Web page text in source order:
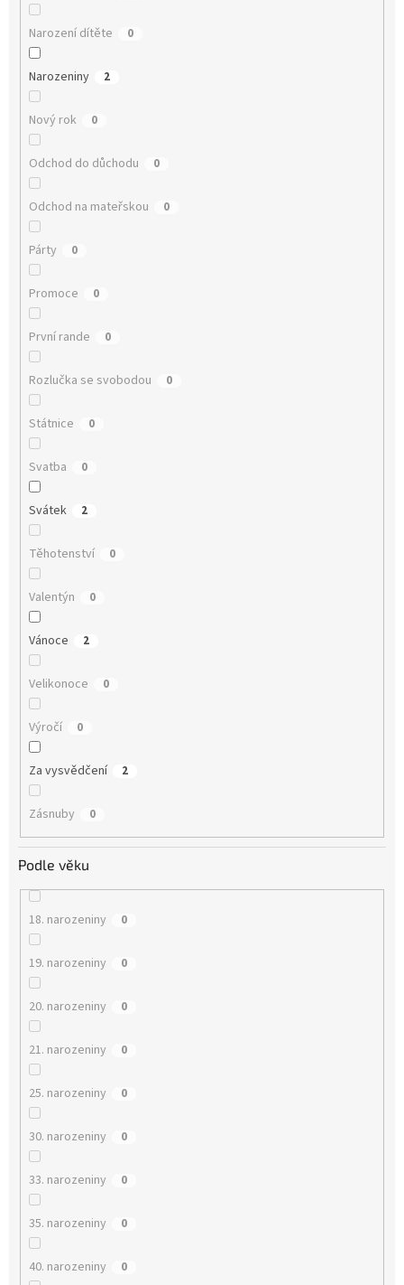
Narození dítěte 0
Narozeniny 2
Nový rok 0
Odchod do důchodu 0
Odchod na mateřskou 0
Párty 0
Promoce 0
První rande 0
Rozlučka se svobodou 0
Státnice 0
Svatba 0
Svátek 2
Těhotenství 0
Valentýn 0
Vánoce 2
Velikonoce 0
Výročí 0
Za vysvědčení 2
Zásnuby 0
Podle věku
18. narozeniny 0
19. narozeniny 0
20. narozeniny 0
21. narozeniny 0
25. narozeniny 0
30. narozeniny 0
33. narozeniny 0
35. narozeniny 0
40. narozeniny 0